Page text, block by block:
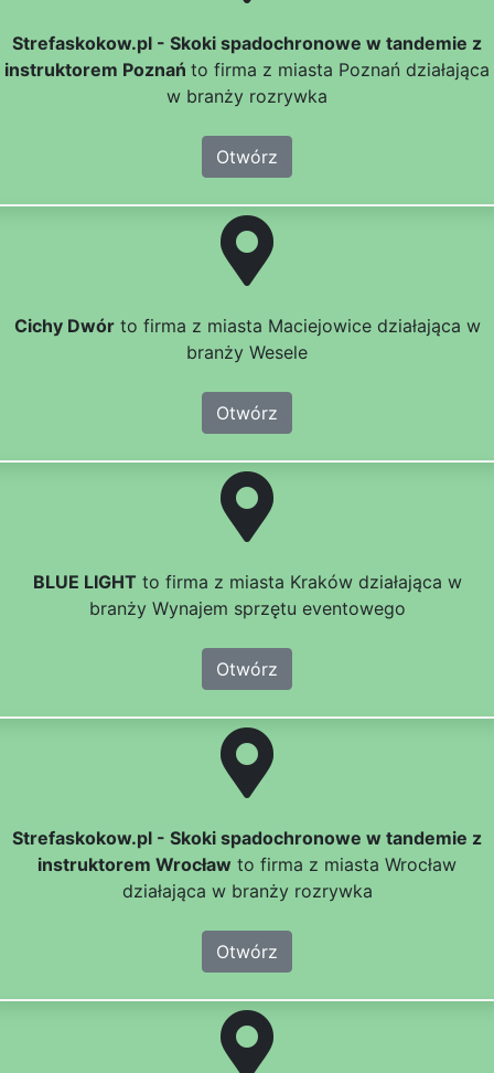
Strefaskokow.pl - Skoki spadochronowe w tandemie z
instruktorem Poznań to firma z miasta Poznań działająca
w branży rozrywka
Otwórz
Cichy Dwórto firma z miasta Maciejowice działająca w
branży Wesele
Otwórz
BLUE LIGHT to firma z miasta Kraków działająca w
branży Wynajem sprzętu eventowego
Otwórz
Strefaskokow.pl - Skoki spadochronowe w tandemie z
instruktorem Wrocław to firma z miasta Wrocław
działająca w branży rozrywka
Otwórz